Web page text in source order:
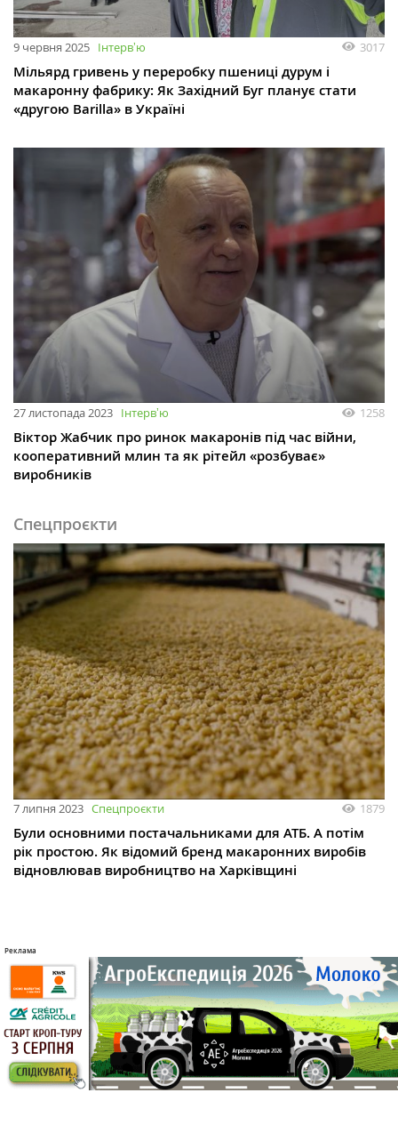
9 червня 2025 Інтервʼю 3017
Мільярд гривень у переробку пшениці дурум і
макаронну фабрику: Як Західний Буг планує стати
«другою Barilla» в Україні
27 листопада 2023 Інтервʼю 1258
Віктор Жабчик про ринок макаронів під час війни,
кооперативний млин та як рітейл «розбуває»
виробників
Спецпроєкти
7 липня 2023 Спецпроєкти 1879
Були основними постачальниками для АТБ. А потім
рік простою. Як відомий бренд макаронних виробів
відновлював виробництво на Харківщині